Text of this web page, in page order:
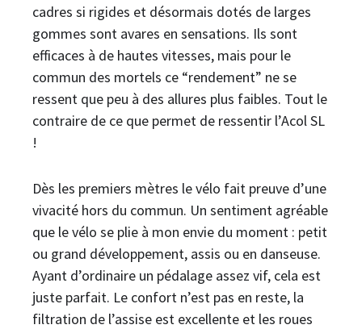
cadres si rigides et désormais dotés de larges
gommes sont avares en sensations. Ils sont
efficaces à de hautes vitesses, mais pour le
commun des mortels ce “rendement” ne se
ressent que peu à des allures plus faibles. Tout le
contraire de ce que permet de ressentir l’Acol SL
!
Dès les premiers mètres le vélo fait preuve d’une
vivacité hors du commun. Un sentiment agréable
que le vélo se plie à mon envie du moment : petit
ou grand développement, assis ou en danseuse.
Ayant d’ordinaire un pédalage assez vif, cela est
juste parfait. Le confort n’est pas en reste, la
filtration de l’assise est excellente et les roues